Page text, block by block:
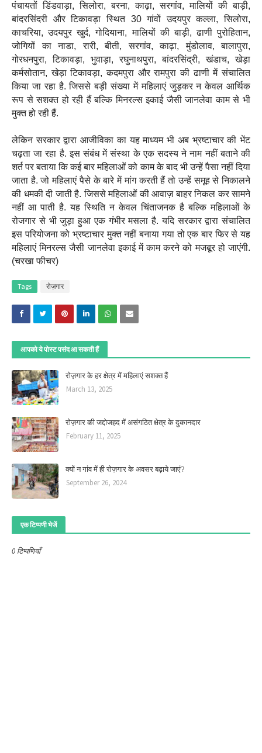
पंचायतों डिंडवाड़ा, सिलोरा, बरना, काढ़ा, सरगांव, मालियों की बाड़ी,
बांदरसिंदरी और टिकावड़ा स्थित 30 गांवों उदयपुर कल्ला, सिलोरा,
काचरिया, उदयपुर खुर्द, गोदियाना, मालियों की बाड़ी, ढाणी पुरोहितान,
जोगियों का नाडा, रारी, बीती, सरगांव, काढ़ा, मुंडोलाव, बालापुरा,
गोरधनपुरा, टिकावड़ा, भुवाड़ा, रघुनाथपुरा, बांदरसिंद्री, खंडाच, खेड़ा
कर्मसोतान, खेड़ा टिकावड़ा, कदमपुरा और रामपुरा की ढाणी में संचालित
किया जा रहा है. जिससे बड़ी संख्या में महिलाएं जुड़कर न केवल आर्थिक
रूप से सशक्त हो रही हैं बल्कि मिनरल्स इकाई जैसी जानलेवा काम से भी
मुक्त हो रही हैं.
लेकिन सरकार द्वारा आजीविका का यह माध्यम भी अब भ्रष्टाचार की भेंट
चढ़ता जा रहा है. इस संबंध में संस्था के एक सदस्य ने नाम नहीं बताने की
शर्त पर बताया कि कई बार महिलाओं को काम के बाद भी उन्हें पैसा नहीं दिया
जाता है. जो महिलाएं पैसे के बारे में मांग करती हैं तो उन्हें समूह से निकालने
की धमकी दी जाती है. जिससे महिलाओं की आवाज़ बाहर निकल कर सामने
नहीं आ पाती है. यह स्थिति न केवल चिंताजनक है बल्कि महिलाओं के
रोजगार से भी जुड़ा हुआ एक गंभीर मसला है. यदि सरकार द्वारा संचालित
इस परियोजना को भ्रष्टाचार मुक्त नहीं बनाया गया तो एक बार फिर से यह
महिलाएं मिनरल्स जैसी जानलेवा इकाई में काम करने को मजबूर हो जाएंगी.
(चरखा फीचर)
Tags रोज़गार
आपको ये पोस्ट पसंद आ सकती हैं
रोज़गार के हर क्षेत्र में महिलाएं सशक्त हैं
March 13, 2025
रोज़गार की जद्दोजहद में असंगठित क्षेत्र के दुकानदार
February 11, 2025
क्यों न गांव में ही रोज़गार के अवसर बढ़ाये जाएं?
September 26, 2024
एक टिप्पणी भेजें
0 टिप्पणियाँ